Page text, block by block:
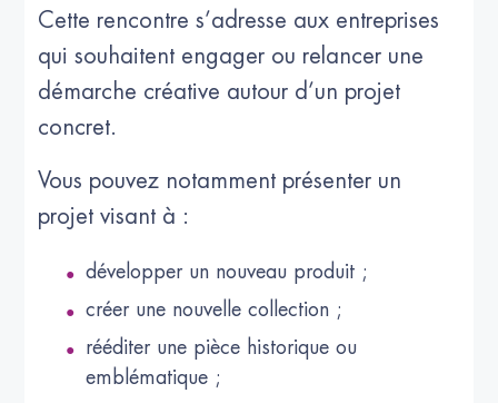
Cette rencontre s’adresse aux entreprises
qui souhaitent engager ou relancer une
démarche créative autour d’un projet
concret.
Vous pouvez notamment présenter un
projet visant à :
développer un nouveau produit ;
créer une nouvelle collection ;
rééditer une pièce historique ou
emblématique ;